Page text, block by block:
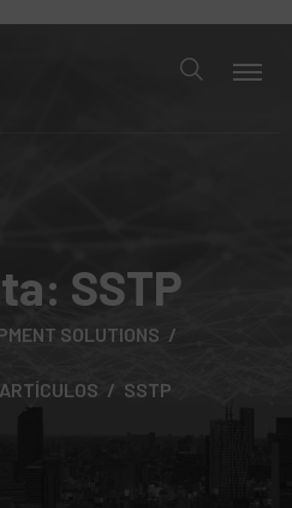
SSTP
SOLUTIONS
SSTP